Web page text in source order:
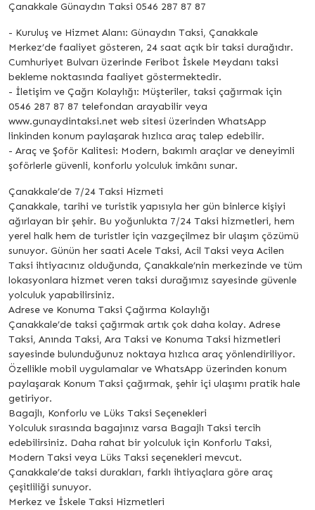
Çanakkale Günaydın Taksi 0546 287 87 87
- Kuruluş ve Hizmet Alanı: Günaydın Taksi, Çanakkale
Merkez’de faaliyet gösteren, 24 saat açık bir taksi durağıdır.
Cumhuriyet Bulvarı üzerinde Feribot İskele Meydanı taksi
bekleme noktasında faaliyet göstermektedir.
- İletişim ve Çağrı Kolaylığı: Müşteriler, taksi çağırmak için
0546 287 87 87 telefondan arayabilir veya
www.gunaydintaksi.net web sitesi üzerinden WhatsApp
linkinden konum paylaşarak hızlıca araç talep edebilir.
- Araç ve Şoför Kalitesi: Modern, bakımlı araçlar ve deneyimli
şoförlerle güvenli, konforlu yolculuk imkânı sunar.
Çanakkale’de 7/24 Taksi Hizmeti
Çanakkale, tarihi ve turistik yapısıyla her gün binlerce kişiyi
ağırlayan bir şehir. Bu yoğunlukta 7/24 Taksi hizmetleri, hem
yerel halk hem de turistler için vazgeçilmez bir ulaşım çözümü
sunuyor. Günün her saati Acele Taksi, Acil Taksi veya Acilen
Taksi ihtiyacınız olduğunda, Çanakkale’nin merkezinde ve tüm
lokasyonlara hizmet veren taksi durağımız sayesinde güvenle
yolculuk yapabilirsiniz.
Adrese ve Konuma Taksi Çağırma Kolaylığı
Çanakkale’de taksi çağırmak artık çok daha kolay. Adrese
Taksi, Anında Taksi, Ara Taksi ve Konuma Taksi hizmetleri
sayesinde bulunduğunuz noktaya hızlıca araç yönlendiriliyor.
Özellikle mobil uygulamalar ve WhatsApp üzerinden konum
paylaşarak Konum Taksi çağırmak, şehir içi ulaşımı pratik hale
getiriyor.
Bagajlı, Konforlu ve Lüks Taksi Seçenekleri
Yolculuk sırasında bagajınız varsa Bagajlı Taksi tercih
edebilirsiniz. Daha rahat bir yolculuk için Konforlu Taksi,
Modern Taksi veya Lüks Taksi seçenekleri mevcut.
Çanakkale’de taksi durakları, farklı ihtiyaçlara göre araç
çeşitliliği sunuyor.
Merkez ve İskele Taksi Hizmetleri